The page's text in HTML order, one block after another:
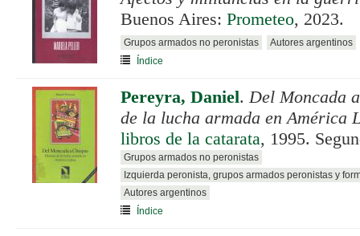
Buenos Aires: Prometeo, 2023.
Grupos armados no peronistas
Autores argentinos
Índice
Pereyra, Daniel. Del Moncada
de la lucha armada en América
libros de la catarata, 1995.
Grupos armados no peronistas
Izquierda peronista, grupos armados peronistas y
Autores argentinos
Índice